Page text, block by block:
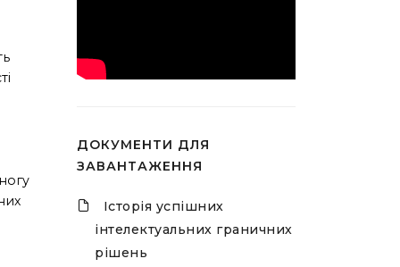
ДОКУМЕНТИ ДЛЯ
ЗАВАНТАЖЕННЯ
Історія успішних
інтелектуальних граничних
рішень